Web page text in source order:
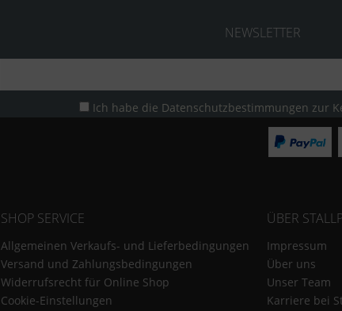
NEWSLETTER
Ich habe die Datenschutzbestimmungen zur
SHOP SERVICE
Allgemeinen Verkaufs- und Lieferbedingungen
Versand und Zahlungsbedingungen
Widerrufsrecht für Online Shop
Cookie-Einstellungen
ÜBER
Impressum
Über uns
Unser Team
Karriere bei